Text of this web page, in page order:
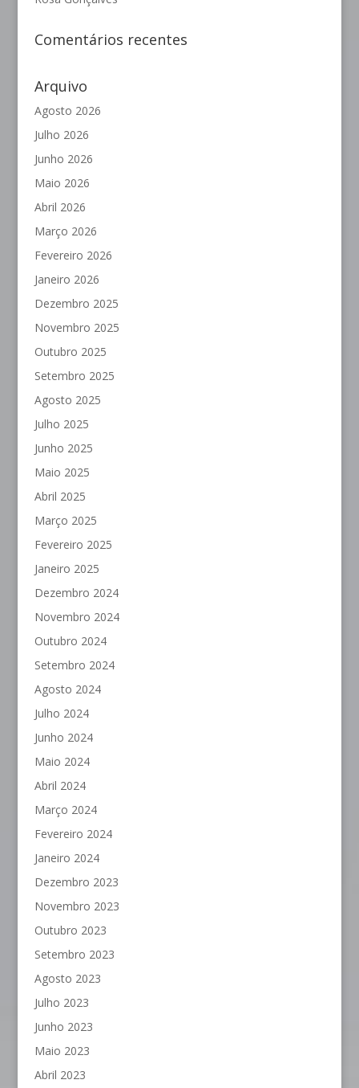
Comentários recentes
Arquivo
Agosto 2026
Julho 2026
Junho 2026
Maio 2026
Abril 2026
Março 2026
Fevereiro 2026
Janeiro 2026
Dezembro 2025
Novembro 2025
Outubro 2025
Setembro 2025
Agosto 2025
Julho 2025
Junho 2025
Maio 2025
Abril 2025
Março 2025
Fevereiro 2025
Janeiro 2025
Dezembro 2024
Novembro 2024
Outubro 2024
Setembro 2024
Agosto 2024
Julho 2024
Junho 2024
Maio 2024
Abril 2024
Março 2024
Fevereiro 2024
Janeiro 2024
Dezembro 2023
Novembro 2023
Outubro 2023
Setembro 2023
Agosto 2023
Julho 2023
Junho 2023
Maio 2023
Abril 2023